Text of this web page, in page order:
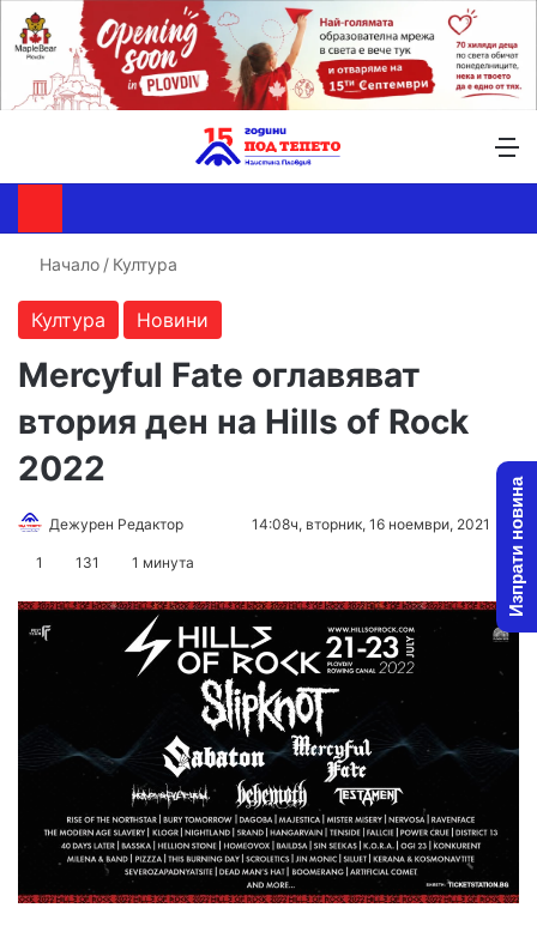
Начало / Култура
Култура Новини
Mercyful Fate оглавяват
втория ден на Hills of Rock
2022
Дежурен Редактор
l
w
o
n
X
d
a
e
m
a
l
14:08ч, вторник, 16 ноември, 2021
1 131 1 минута Изпрати новина